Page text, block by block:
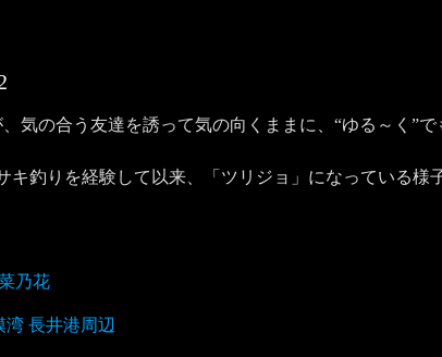
気の合う友達を誘って気の向くままに、“ゆる～く”
キ釣りを経験して以来、「ツリジョ」になっている
乃花
長井港周辺